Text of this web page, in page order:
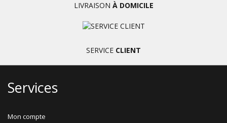
LIVRAISON À DOMICILE
SERVICE CLIENT
Services
Mon compte